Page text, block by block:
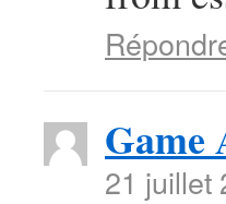
Game
21 juillet